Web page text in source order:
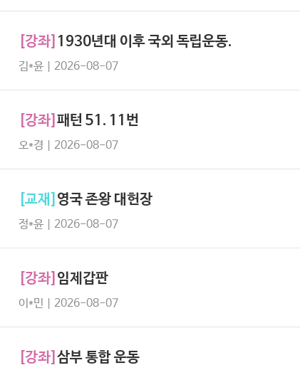
[강좌] 1930년대 이후 국외 독립운동.
김*윤 | 2026-08-07
[강좌] 패턴 51. 11번
오*경 | 2026-08-07
[교재] 영국 존왕 대헌장
정*윤 | 2026-08-07
[강좌] 임제갑판
이*민 | 2026-08-07
[강좌] 삼부 통합 운동